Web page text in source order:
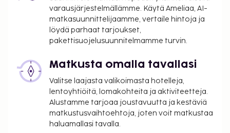
Kaupungin perimä vero: 5.53 EUR per henkilö
per yö. Tätä veroa ei peritä alle 18 vuotta
vanhoilta lapsilta.
Tässä on mainittu kaikki majoituspaikan meille
ilmoittamat maksut.
Maksu buffetaamiaisesta: noin 13.90 EUR
aikuisille ja 6.95 EUR lapsille
Lemmikit: 5 EUR per lemmikki per yö
Avustajaeläimistä ei veloiteta lisämaksuja
varausjärjestelmällämme. Käytä Ameliaa, AI-
matkasuunnittelijaamme, vertaile hintoja ja
löydä parhaat tarjoukset,
pakettisuojelusuunnitelmamme turvin.
Matkusta omalla tavallasi
Valitse laajasta valikoimasta hotelleja,
lentoyhtiöitä, lomakohteita ja aktiviteetteja.
Alustamme tarjoaa joustavuutta ja kestäviä
matkustusvaihtoehtoja, joten voit matkustaa
haluamallasi tavalla.